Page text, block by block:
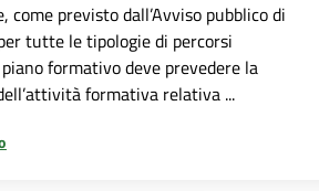
come previsto dall’Avviso pubblico di
tutte le tipologie di percorsi
formativo deve prevedere la
formativa relativa ...